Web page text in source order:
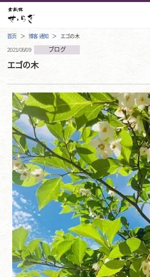
首页 博客·通知 エゴの木
2021/06/09 ブログ
エゴの木